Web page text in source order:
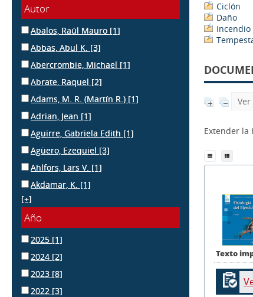
Autor
Abalos, Raúl Mauro [1]
Abbas, Abul K. [3]
Abercrombie, Michael [1]
Abrate, Raquel [2]
Adams, M. R. (Martín R.) [1]
Adrian, Jean [1]
Aguirre, Gabriela Edith [1]
Agüero, Ezequiel [3]
Ahlfors, Lars V. [1]
Akdamar, K. [1]
[+]
Año
2025 [1]
2024 [2]
2023 [8]
2022 [3]
Ciclón
Daño
Extender la
Texto